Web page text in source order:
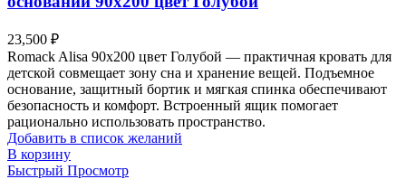
23,500 ₽
Romack Alisa 90х200 цвет Голубой — практичная кровать для
детской совмещает зону сна и хранение вещей. Подъемное
основание, защитный бортик и мягкая спинка обеспечивают
безопасность и комфорт. Встроенный ящик помогает
рационально использовать пространство.
Добавить в список желаний
В корзину
Быстрый Просмотр